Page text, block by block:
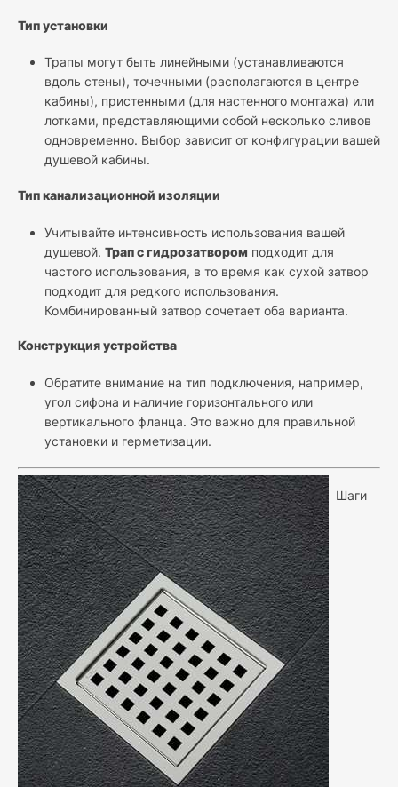
Тип установки
Трапы могут быть линейными (устанавливаются
вдоль стены), точечными (располагаются в центре
кабины), пристенными (для настенного монтажа) или
лотками, представляющими собой несколько сливов
одновременно. Выбор зависит от конфигурации вашей
душевой кабины.
Тип канализационной изоляции
Учитывайте интенсивность использования вашей
душевой. Трап с гидрозатвором подходит для
частого использования, в то время как сухой затвор
подходит для редкого использования.
Комбинированный затвор сочетает оба варианта.
Конструкция устройства
Обратите внимание на тип подключения, например,
угол сифона и наличие горизонтального или
вертикального фланца. Это важно для правильной
установки и герметизации.
Шаги